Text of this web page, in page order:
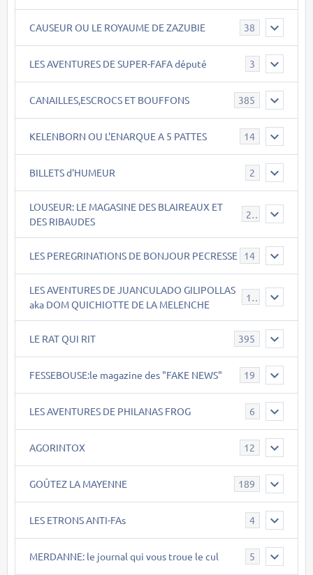
CAUSEUR OU LE ROYAUME DE ZAZUBIE 38
LES AVENTURES DE SUPER-FAFA député 3
CANAILLES,ESCROCS ET BOUFFONS 385
KELENBORN OU L'ENARQUE A 5 PATTES 14
BILLETS d'HUMEUR 2
LOUSEUR: LE MAGASINE DES BLAIREAUX ET
DES RIBAUDES
21
LES PEREGRINATIONS DE BONJOUR PECRESSE 14
LES AVENTURES DE JUANCULADO GILIPOLLAS
aka DOM QUICHIOTTE DE LA MELENCHE
119
LE RAT QUI RIT 395
FESSEBOUSE:le magazine des "FAKE NEWS" 19
LES AVENTURES DE PHILANAS FROG 6
AGORINTOX 12
GOÛTEZ LA MAYENNE 189
LES ETRONS ANTI-FAs 4
MERDANNE: le journal qui vous troue le cul 5